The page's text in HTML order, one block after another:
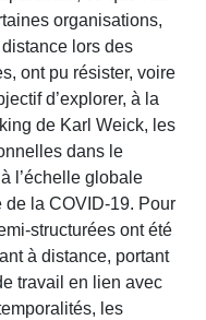
organisations,
lors des
ont pu résister, voire
d’explorer, à la
de Karl Weick, les
dans le
l’échelle globale
de la COVID-19. Pour
structurées ont été
à distance, portant
travail en lien avec
les